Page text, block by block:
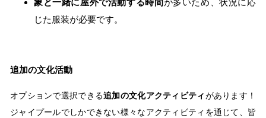
象と一緒に屋外で活動する時間 が多いため、状況に応
じた服装が必要です。
追加の文化活動
オプションで選択できる追加の文化アクティビティがあります！
ジャイプールでしかできない様々なアクティビティを通じて、皆